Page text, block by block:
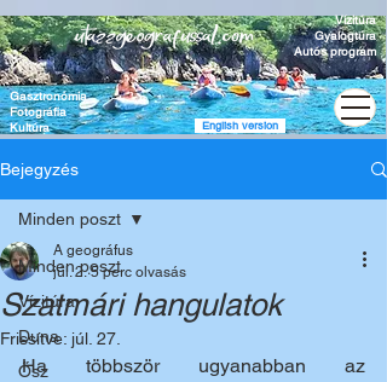
Gasztronómia
Fotográfia
Kultúra
English version
Vízitúra
Gyalogtúra
Autós program
Bejegyzés
Minden poszt
Vízitúra
Duna
Ősz
Minden poszt
Szatmári hangulatok
A geográfus
júl. 2. 5 perc olvasás
Frissítve: júl. 27.
Ha többször ugyanabban az